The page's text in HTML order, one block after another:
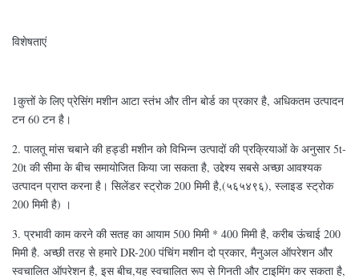
विशेषताएं
1कुत्तों के लिए प्रेसिंग मशीन आटा स्तंभ और तीन बोर्ड का प्रकार है, अधिकतम उत्पादन
टन 60 टन है।
2. पालतू मांस चबाने की हड्डी मशीन को विभिन्न उत्पादों की प्रक्रियाओं के अनुसार 5t-
20t की सीमा के बीच समायोजित किया जा सकता है, उद्देश्य सबसे अच्छा आवश्यक
उत्पादन प्राप्त करना है। सिलेंडर स्ट्रोक 200 मिमी है,(५६५४९६), स्लाइड स्ट्रोक
200 मिमी है) ।
3. प्रभावी काम करने की सतह का आयाम 500 मिमी * 400 मिमी है, करीब ऊंचाई 200
मिमी है. अच्छी तरह से हमारे DR-200 पंचिंग मशीन दो प्रकार, मैनुअल ऑपरेशन और
स्वचालित ऑपरेशन है, इस बीच,यह स्वचालित रूप से गिनती और टाइमिंग कर सकता है,